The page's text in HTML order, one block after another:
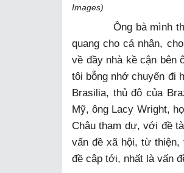
Images)
Ông bà mình
quang cho cá nhân,
về đầy nhà kề cận bên
tôi bỗng nhớ chuyến đi
Brasilia, thủ đô của
Mỹ, ông Lacy Wright,
Châu tham dự, với đề
vấn đề xã hội, từ
đề cập tới, nhất là vấn